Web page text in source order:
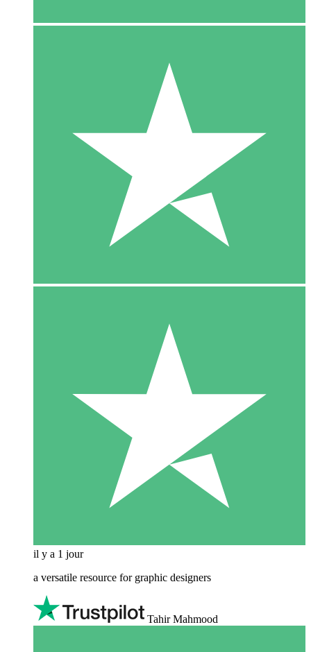
il y a 1 jour
a versatile resource for graphic designers
Tahir Mahmood